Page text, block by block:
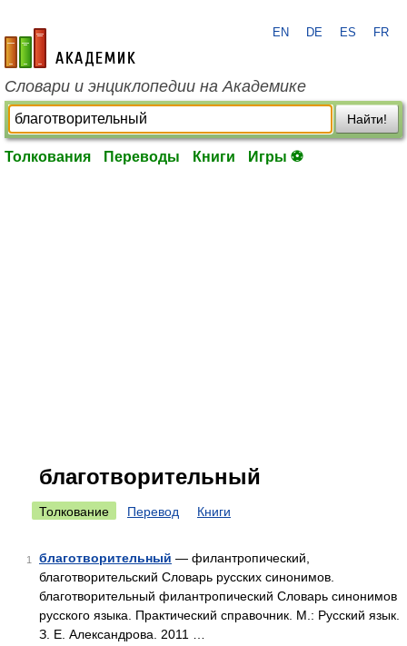
academic.ru
EN DE ES FR
Словари и энциклопедии на Академике
Найти!
Толкования Переводы Книги Игры ⚽
благотворительный
Толкование Перевод Книги
1 благотворительный — филантропический,
благотворительский Словарь русских синонимов.
благотворительный филантропический Словарь синонимов
русского языка. Практический справочник. М.: Русский язык.
З. Е. Александрова. 2011 …